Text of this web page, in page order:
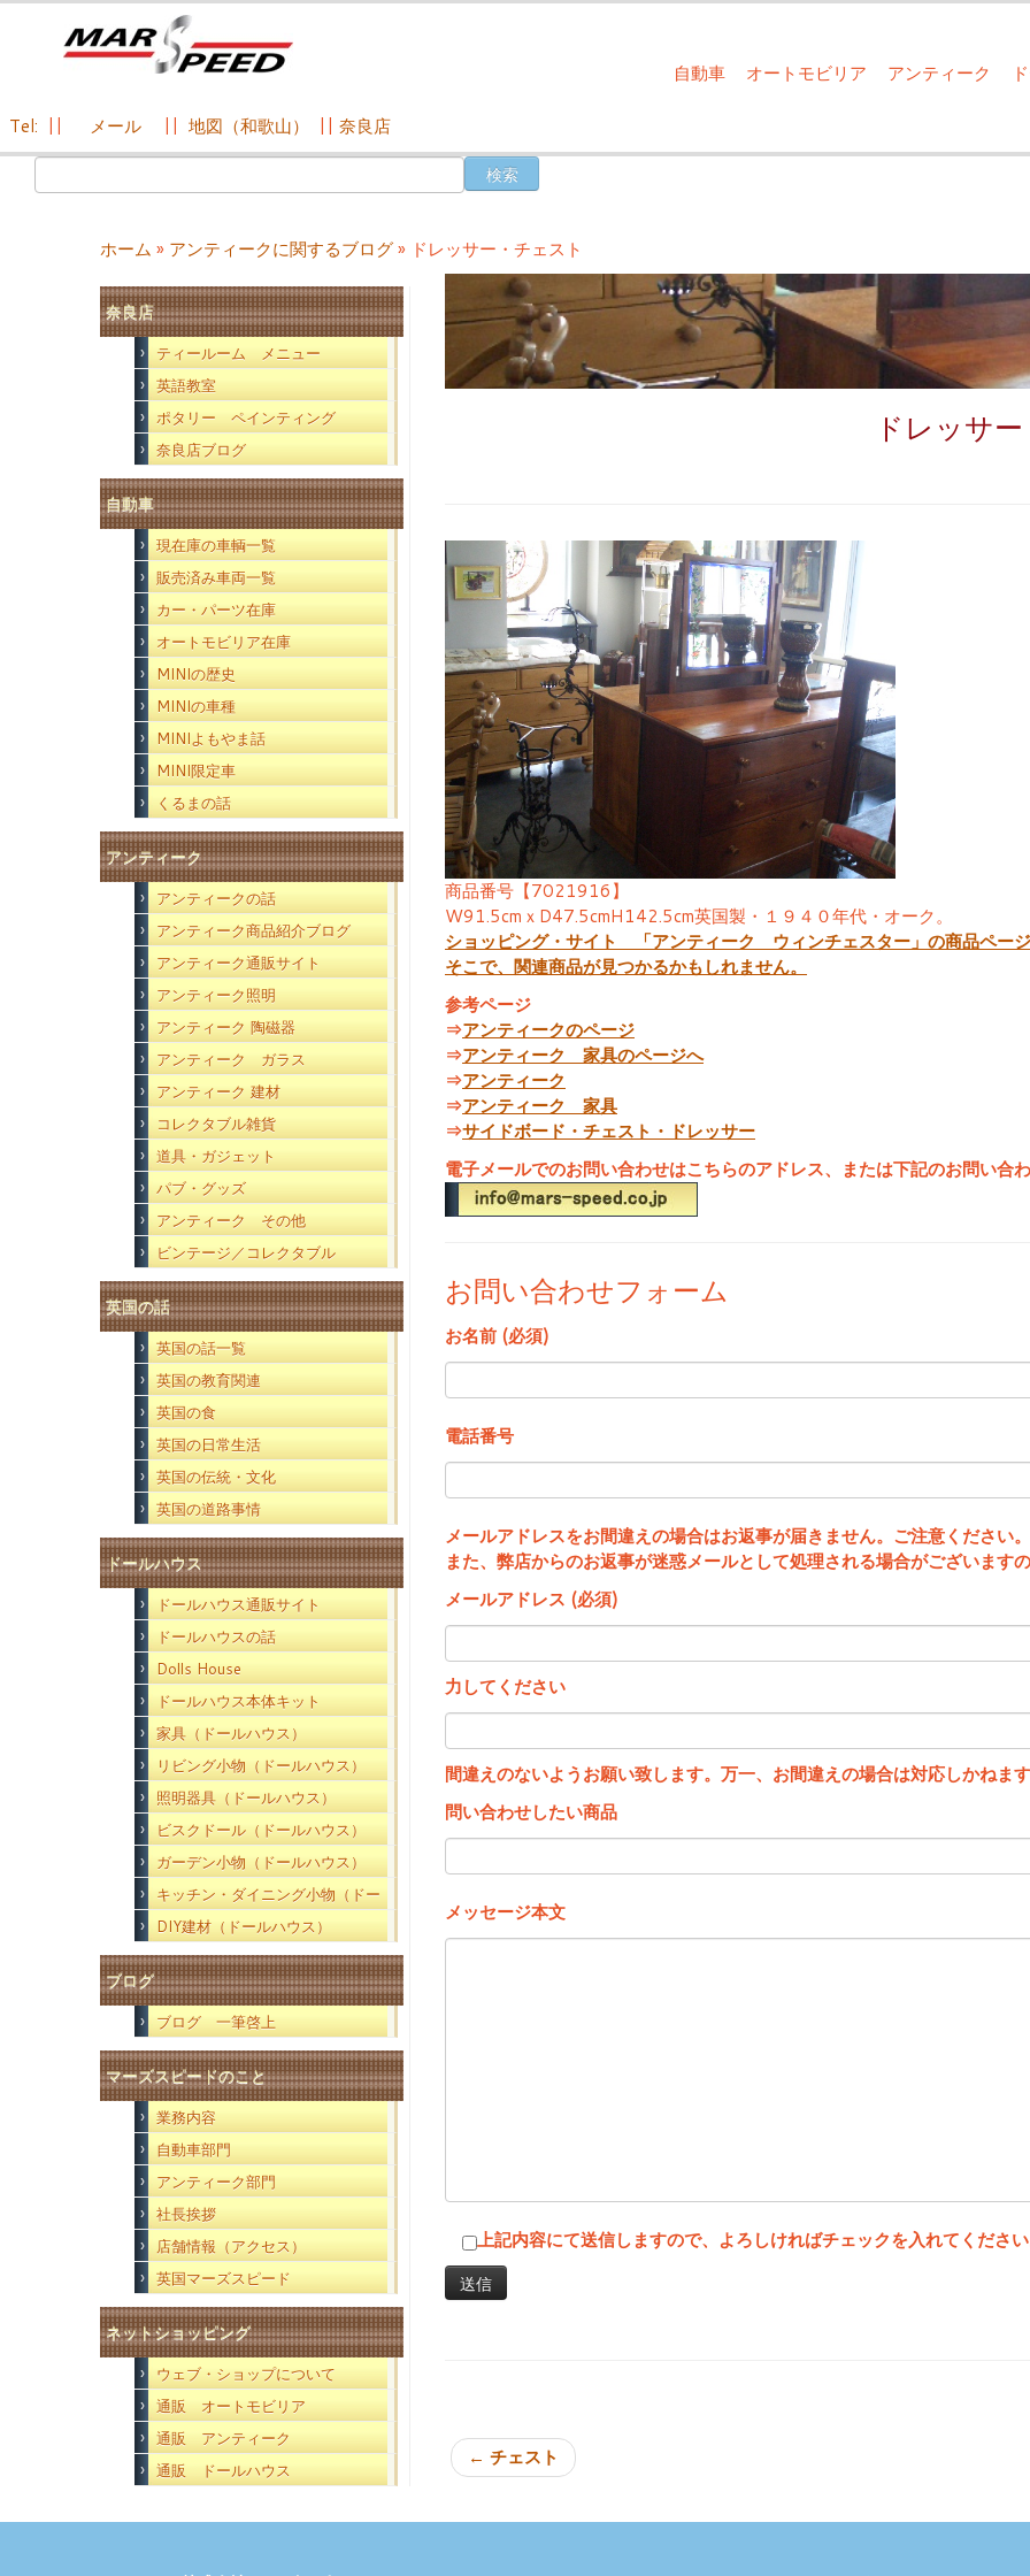
自動車 オートモビリア アンティーク
Tel: メール 地図（和歌山） 奈良店
索:
ホーム » アンティークに関するブログ» ドレッサー・チェスト
奈良店
ティールーム メニュー
英語教室
ポタリー ペインティング
奈良店ブログ
自動車
現在庫の車輌一覧
販売済み車両一覧
カー・パーツ在庫
オートモビリア在庫
MINIの歴史
MINIの車種
MINIよもやま話
MINI限定車
くるまの話
アンティーク
アンティークの話
アンティーク商品紹介ブログ
アンティーク通販サイト
アンティーク照明
アンティーク 陶磁器
アンティーク ガラス
アンティーク 建材
コレクタブル雑貨
道具・ガジェット
パブ・グッズ
アンティーク その他
ビンテージ／コレクタブル
英国の話
英国の話一覧
英国の教育関連
英国の食
英国の日常生活
英国の伝統・文化
英国の道路事情
ドールハウス
ドールハウス通販サイト
ドールハウスの話
Dolls House
ドールハウス本体キット
家具（ドールハウス）
リビング小物（ドールハウス）
照明器具（ドールハウス）
ビスクドール（ドールハウス）
ガーデン小物（ドールハウス）
キッチン・ダイニング小物（ドー
ルハウス）
DIY建材（ドールハウス）
ブログ
ブログ 一筆啓上
マーズスピードのこと
業務内容
自動車部門
アンティーク部門
社長挨拶
店舗情報（アクセス）
英国マーズスピード
ネットショッピング
ウェブ・ショップについて
通販 オートモビリア
通販 アンティーク
通販 ドールハウス
ドレッサ
商品番号【7021916】
W91.5cmｘD47.5cmH142.5cm英国製・１９４０年代・オーク。
ショッピング・サイト 「アンティーク ウィンチェスター」の商品ページ
そこで、関連商品が見つかるかもしれません。
参考ページ
⇒アンティークのページ
⇒アンティーク 家具のページへ
⇒アンティーク
⇒アンティーク 家具
⇒サイドボード・チェスト・ドレッサー
電子メールでのお問い合わせはこちらのアドレス、または下記のお問い合
お問い合わせフォーム
お名前 (必須)
電話番号
メールアドレスをお間違えの場合はお返事が届きません。ご注意ください。
また、弊店からのお返事が迷惑メールとして処理される場合がございます
メールアドレス (必須)
力してください
間違えのないようお願い致します。万一、お間違えの場合は対応しかねま
問い合わせしたい商品
メッセージ本文
上記内容にて送信しますので、よろしければチェックを入れてください
← チェスト